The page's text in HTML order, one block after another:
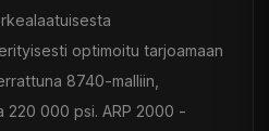
optimoitu tarjoamaan
8740-malliin,
220 000 psi. ARP 2000 -